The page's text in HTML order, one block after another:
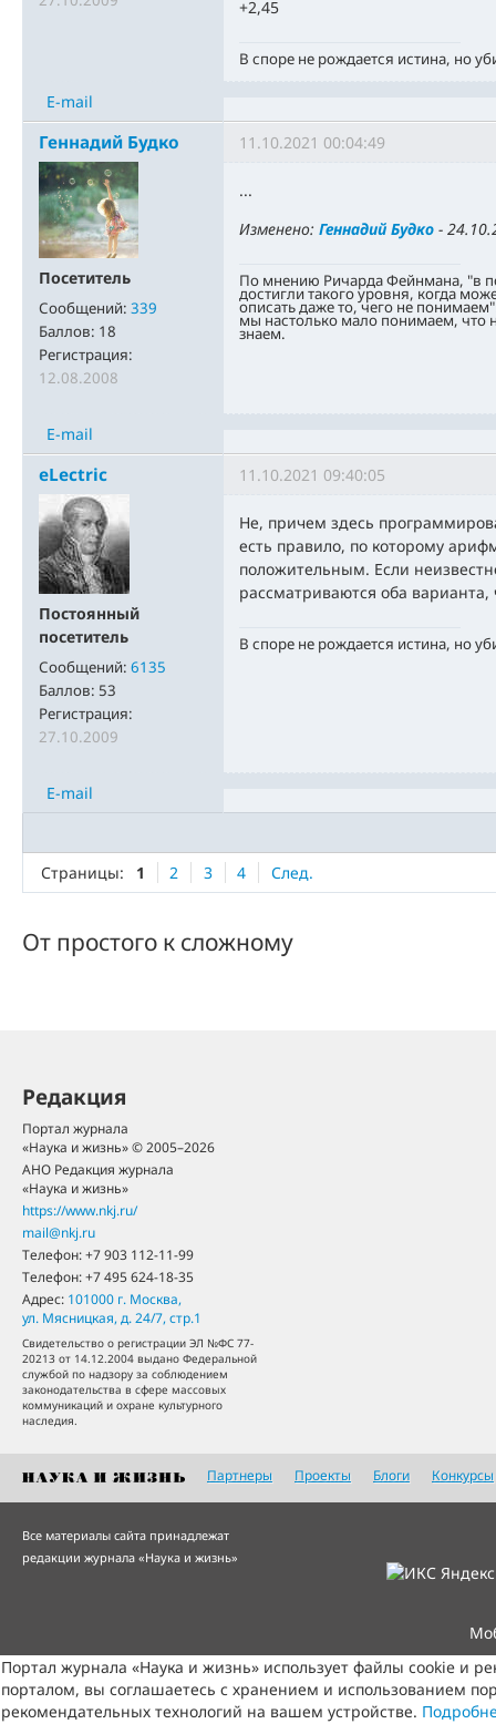
+2,45
В споре не рождается истина, но
E-mail
Геннадий Будко
Посетитель
Сообщений: 339
Баллов: 18
Регистрация:
12.08.2008
11.10.2021 00:04:49
...
Изменено: Геннадий Будко -
По мнению Ричарда Фейнмана, "в
достигли такого уровня, когда
описать даже то, чего не
мы настолько мало понимаем, что
знаем.
E-mail
eLectric
Постоянный
посетитель
Сообщений: 6135
Баллов: 53
Регистрация:
27.10.2009
11.10.2021 09:40:05
Не, причем здесь
есть правило, по которому
положительным. Если
рассматриваются оба
В споре не рождается истина, но
E-mail
Страницы: 1 2 3 4 След.
От простого к сложному
Редакция
Портал журнала
«Наука и жизнь» © 2005–2026
АНО Редакция журнала
«Наука и жизнь»
https://www.nkj.ru/
mail@nkj.ru
Телефон:+7 903 112-11-99
Телефон:+7 495 624-18-35
Адрес: 101000 г. Москва,
ул. Мясницкая, д. 24/7, стр.1
Свидетельство о регистрации ЭЛ №ФС 77-
20213 от 14.12.2004 выдано Федеральной
службой по надзору за соблюдением
законодательства в сфере массовых
коммуникаций и охране культурного
наследия.
Партнеры Проекты Блоги Конкурсы
Все материалы сайта принадлежат
редакции журнала «Наука и жизнь»
Портал журнала «Наука и жизнь» использует файлы cookie и
порталом, вы соглашаетесь с хранением и использованием
рекомендательных технологий на вашем устройстве.